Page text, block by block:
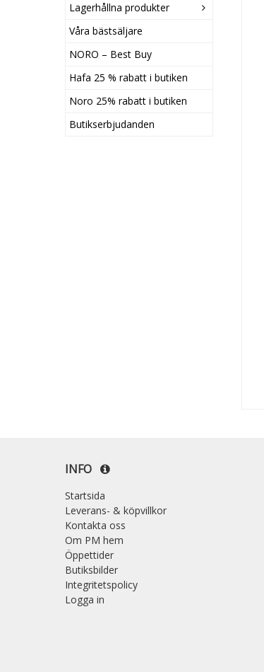
Lagerhållna produkter
Våra bästsäljare
NORO – Best Buy
Hafa 25 % rabatt i butiken
Noro 25% rabatt i butiken
Butikserbjudanden
INFO
Startsida
Leverans- & köpvillkor
Kontakta oss
Om PM hem
Öppettider
Butiksbilder
Integritetspolicy
Logga in